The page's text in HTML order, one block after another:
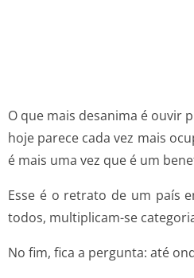
O que mais desanima é ouvir
hoje parece cada vez mais
é mais uma vez que é um
Esse é o retrato de um país
todos, multiplicam-se
No fim,